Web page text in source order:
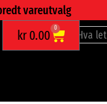
vareutvalg
kr0.00 0